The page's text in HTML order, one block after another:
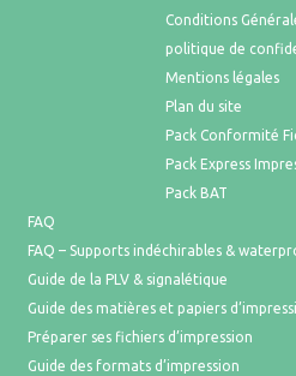
Conditions
politique de
Mentions légales
Plan du site
Pack Conformité
Pack Express
Pack BAT
FAQ
FAQ – Supports indéchirables &
Guide de la PLV & signalétique
Guide des matières et papiers
Préparer ses fichiers d’impression
Guide des formats d’impression